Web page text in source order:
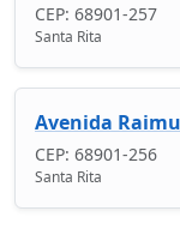
CEP: 68901-257
Santa Rita
Avenida
CEP: 68901-256
Santa Rita